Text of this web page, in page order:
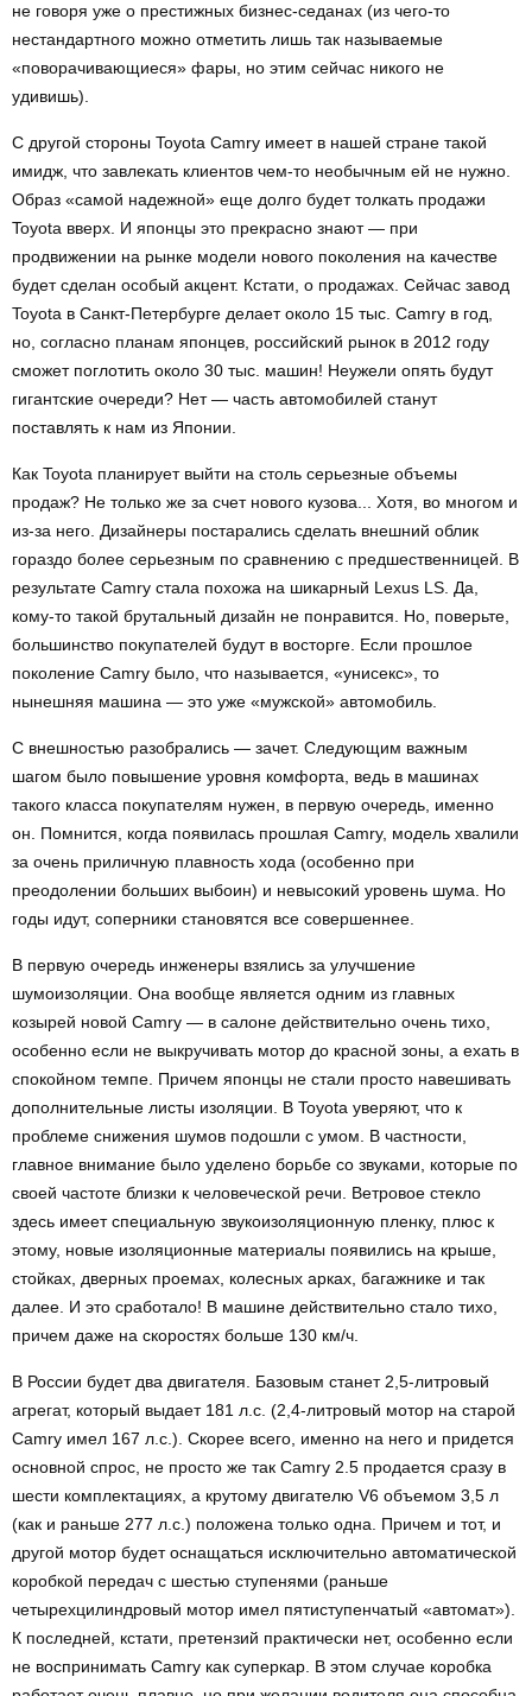
не говоря уже о престижных бизнес-седанах (из чего-то
нестандартного можно отметить лишь так называемые
«поворачивающиеся» фары, но этим сейчас никого не
удивишь).
С другой стороны Toyota Camry имеет в нашей стране такой
имидж, что завлекать клиентов чем-то необычным ей не нужно.
Образ «самой надежной» еще долго будет толкать продажи
Toyota вверх. И японцы это прекрасно знают — при
продвижении на рынке модели нового поколения на качестве
будет сделан особый акцент. Кстати, о продажах. Сейчас завод
Toyota в Санкт-Петербурге делает около 15 тыс. Camry в год,
но, согласно планам японцев, российский рынок в 2012 году
сможет поглотить около 30 тыс. машин! Неужели опять будут
гигантские очереди? Нет — часть автомобилей станут
поставлять к нам из Японии.
Как Toyota планирует выйти на столь серьезные объемы
продаж? Не только же за счет нового кузова... Хотя, во многом и
из-за него. Дизайнеры постарались сделать внешний облик
гораздо более серьезным по сравнению с предшественницей. В
результате Camry стала похожа на шикарный Lexus LS. Да,
кому-то такой брутальный дизайн не понравится. Но, поверьте,
большинство покупателей будут в восторге. Если прошлое
поколение Camry было, что называется, «унисекс», то
нынешняя машина — это уже «мужской» автомобиль.
С внешностью разобрались — зачет. Следующим важным
шагом было повышение уровня комфорта, ведь в машинах
такого класса покупателям нужен, в первую очередь, именно
он. Помнится, когда появилась прошлая Camry, модель хвалили
за очень приличную плавность хода (особенно при
преодолении больших выбоин) и невысокий уровень шума. Но
годы идут, соперники становятся все совершеннее.
В первую очередь инженеры взялись за улучшение
шумоизоляции. Она вообще является одним из главных
козырей новой Camry — в салоне действительно очень тихо,
особенно если не выкручивать мотор до красной зоны, а ехать в
спокойном темпе. Причем японцы не стали просто навешивать
дополнительные листы изоляции. В Toyota уверяют, что к
проблеме снижения шумов подошли с умом. В частности,
главное внимание было уделено борьбе со звуками, которые по
своей частоте близки к человеческой речи. Ветровое стекло
здесь имеет специальную звукоизоляционную пленку, плюс к
этому, новые изоляционные материалы появились на крыше,
стойках, дверных проемах, колесных арках, багажнике и так
далее. И это сработало! В машине действительно стало тихо,
причем даже на скоростях больше 130 км/ч.
В России будет два двигателя. Базовым станет 2,5-литровый
агрегат, который выдает 181 л.с. (2,4-литровый мотор на старой
Camry имел 167 л.с.). Скорее всего, именно на него и придется
основной спрос, не просто же так Camry 2.5 продается сразу в
шести комплектациях, а крутому двигателю V6 объемом 3,5 л
(как и раньше 277 л.с.) положена только одна. Причем и тот, и
другой мотор будет оснащаться исключительно автоматической
коробкой передач с шестью ступенями (раньше
четырехцилиндровый мотор имел пятиступенчатый «автомат»).
К последней, кстати, претензий практически нет, особенно если
не воспринимать Camry как суперкар. В этом случае коробка